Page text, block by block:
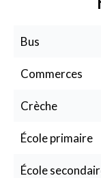
Bus
Commerces
Crèche
École primaire
École